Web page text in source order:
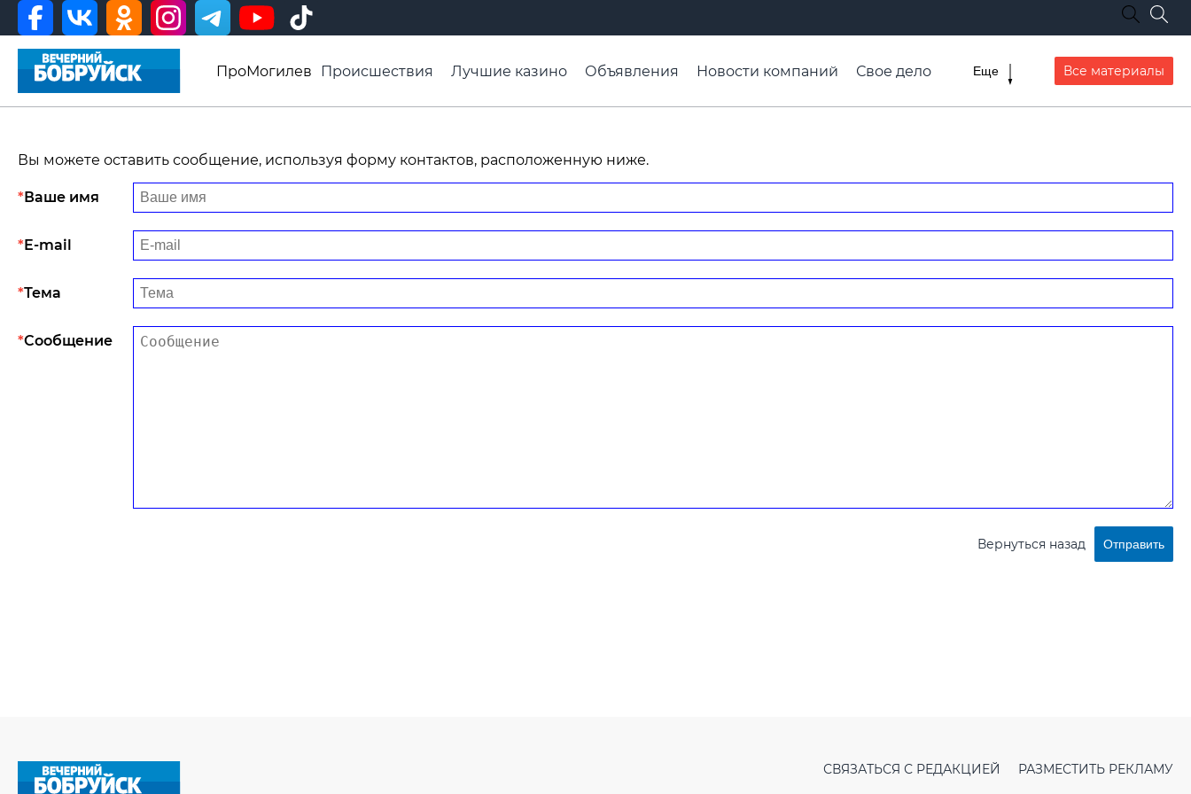
ПроМогилев Происшествия Лучшие казино Объявления Новости компаний
Свое дело
Видео ВБ
Еще Все материалы
Вы можете оставить сообщение, используя форму контактов, расположенную ниже.
Ваше имя
E-mail
Тема
Сообщение
Вернуться назад Отправить
СВЯЗАТЬСЯ С РЕДАКЦИЕЙ РАЗМЕСТИТЬ РЕКЛАМУ